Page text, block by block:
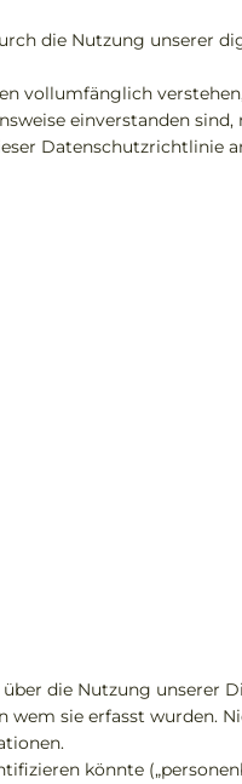
die Nutzung unserer
vollumfänglich
einverstanden sind,
Datenschutzrichtlinie
die Nutzung unserer
wem sie erfasst wurden.
könnte